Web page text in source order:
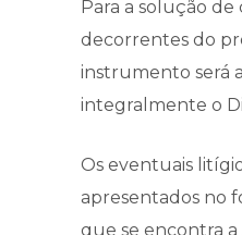
Para a solução de
decorrentes do
instrumento será
integralmente o
Os eventuais
apresentados no
que se encontra a